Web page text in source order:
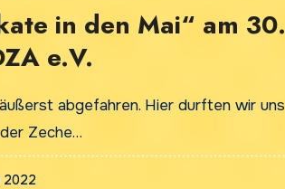
in den Mai“ am 30.
e.V.
abgefahren. Hier durften wir uns
Zeche…
2022